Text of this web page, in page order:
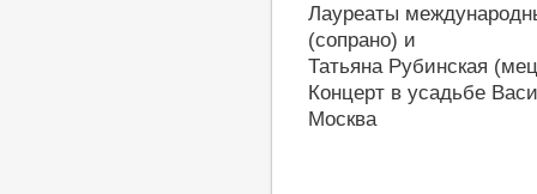
Лауреаты
(сопрано) и
Татьяна Рубинская
Концерт в усадьбе
Москва